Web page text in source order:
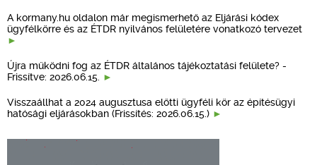
A kormany.hu oldalon már megismerhető az Eljárási kódex
ügyfélkörre és az ÉTDR nyilvános felületére vonatkozó tervezet
Újra működni fog az ÉTDR általános tájékoztatási felülete? -
Frissítve: 2026.06.15.
Visszaállhat a 2024 augusztusa előtti ügyféli kör az építésügyi
hatósági eljárásokban (Frissítés: 2026.06.15.)